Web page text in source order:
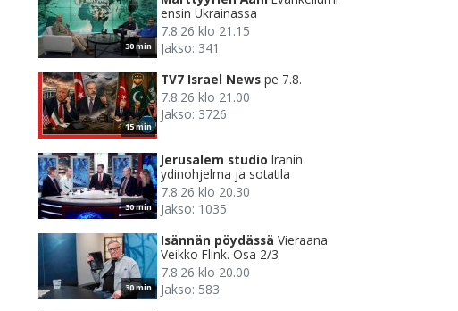
30 min
ensin Ukrainassa
7.8.26 klo 21.15
Jakso: 341
15 min
TV7 Israel News pe 7.8.
7.8.26 klo 21.00
Jakso: 3726
30 min
Jerusalem studio Iranin
ydinohjelma ja sotatila
7.8.26 klo 20.30
Jakso: 1035
30 min
Isännän pöydässä Vieraana
Veikko Flink. Osa 2/3
7.8.26 klo 20.00
Jakso: 583